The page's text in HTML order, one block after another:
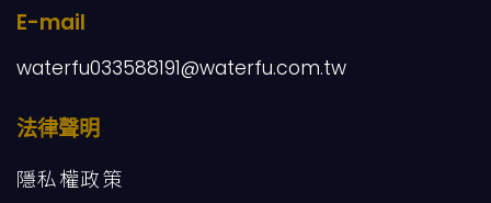
E-mail
waterfu033588191@waterfu.com.tw
法律聲明
隱私權政策